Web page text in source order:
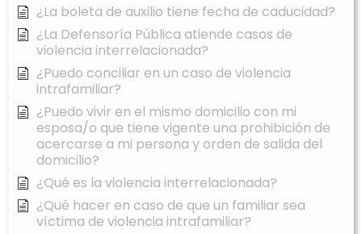
¿La boleta de auxilio tiene fecha de caducidad?
¿La Defensoría Pública atiende casos de
violencia interrelacionada?
¿Puedo conciliar en un caso de violencia
intrafamiliar?
¿Puedo vivir en el mismo domicilio con mi
esposa/o que tiene vigente una prohibición de
acercarse a mi persona y orden de salida del
domicilio?
¿Qué es la violencia interrelacionada?
¿Qué hacer en caso de que un familiar sea
víctima de violencia intrafamiliar?